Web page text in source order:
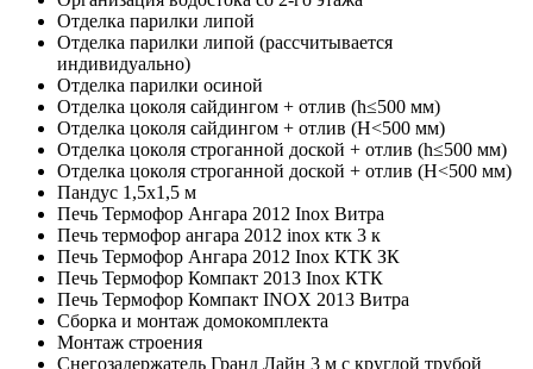
Отделка парилки липой
Отделка парилки липой (рассчитывается
индивидуально)
Отделка парилки осиной
Отделка цоколя сайдингом + отлив (h≤500 мм)
Отделка цоколя сайдингом + отлив (Н<500 мм)
Отделка цоколя строганной доской + отлив (h≤500 мм)
Отделка цоколя строганной доской + отлив (Н<500 мм)
Пандус 1,5х1,5 м
Печь Термофор Ангара 2012 Inox Витра
Печь термофор ангара 2012 inox ктк 3 к
Печь Термофор Ангара 2012 Inox КТК ЗК
Печь Термофор Компакт 2013 Inox КТК
Печь Термофор Компакт INOX 2013 Витра
Сборка и монтаж домокомплекта
Монтаж строения
Снегозадержатель Гранд Лайн 3 м с круглой трубой